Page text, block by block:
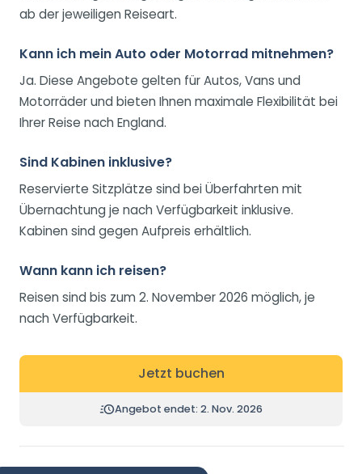
ab der jeweiligen Reiseart.
Kann ich mein Auto oder Motorrad mitnehmen?
Ja. Diese Angebote gelten für Autos, Vans und
Motorräder und bieten Ihnen maximale Flexibilität bei
Ihrer Reise nach England.
Sind Kabinen inklusive?
Reservierte Sitzplätze sind bei Überfahrten mit
Übernachtung je nach Verfügbarkeit inklusive.
Kabinen sind gegen Aufpreis erhältlich.
Wann kann ich reisen?
Reisen sind bis zum 2. November 2026 möglich, je
nach Verfügbarkeit.
Jetzt buchen
Angebot endet: 2. Nov. 2026